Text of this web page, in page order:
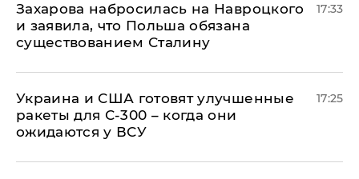
​Захарова набросилась на Навроцкого
и заявила, что Польша обязана
существованием Сталину
17:33
Украина и США готовят улучшенные
ракеты для С-300 – когда они
ожидаются у ВСУ
17:25